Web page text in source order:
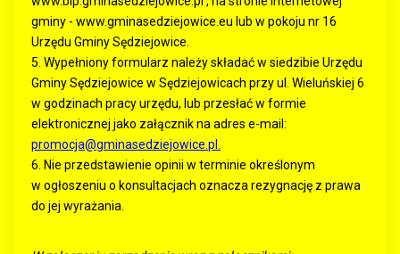
gminy - www.gminasedziejowice.eu lub w pokoju nr 16
Urzędu Gminy Sędziejowice.
5. Wypełniony formularz należy składać w siedzibie Urzędu
Gminy Sędziejowice w Sędziejowicach przy ul. Wieluńskiej 6
w godzinach pracy urzędu, lub przesłać w formie
elektronicznej jako załącznik na adres e-mail:
promocja@gminasedziejowice.pl
6. Nie przedstawienie opinii w terminie określonym
w ogłoszeniu o konsultacjach oznacza rezygnację z prawa
do jej wyrażania.